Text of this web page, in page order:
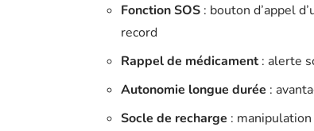
Fonction SOS : bouton d’appel
record
Rappel de médicament: alerte
Autonomie longue durée :
Socle de recharge :